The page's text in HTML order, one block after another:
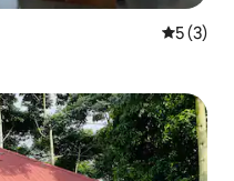
5 de
5 (3)